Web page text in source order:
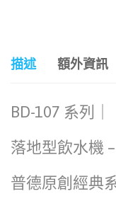
描述 額外資訊
BD-107 系列｜
落地型飲水機
普德原創經典